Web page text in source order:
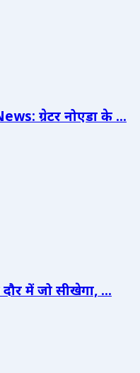
ग्रेटर नोएडा के ...
में जो सीखेगा, ...